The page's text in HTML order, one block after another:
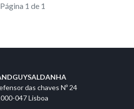
Página 1 de 1
das chaves Nº 24
047 Lisboa